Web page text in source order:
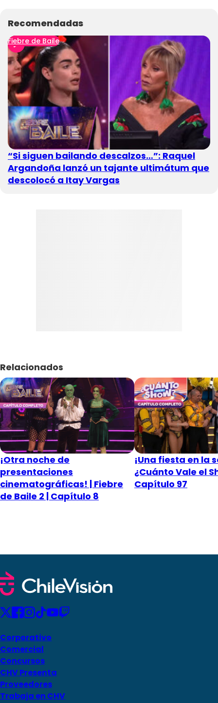
Recomendadas
Fiebre de Baile
“Si siguen bailando descalzos…”: Raquel
Argandoña lanzó un tajante ultimátum que
descolocó a Itay Vargas
Relacionados
¡Otra noche de
presentaciones
cinematográficas! | Fiebre
de Baile 2 | Capítulo 8
¡Una fiesta en la
¿Cuánto Vale el
Capítulo 97
Corporativo
Comercial
Concursos
CHV Presenta
Proveedores
Trabaja en CHV